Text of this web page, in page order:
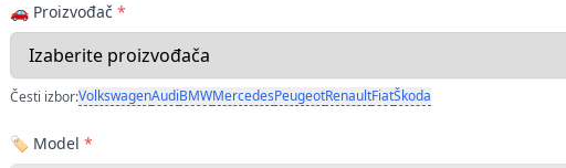
🚗 Proizvođač *
Česti izbor:VolkswagenAudiBMWMercedesPeugeotRenaultFiatŠkoda
🏷️ Model *